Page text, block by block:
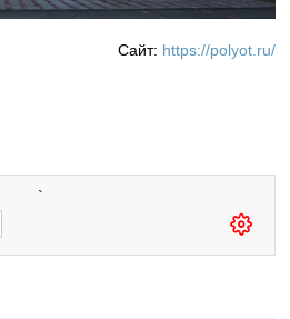
Сайт: https://polyot.ru/
`